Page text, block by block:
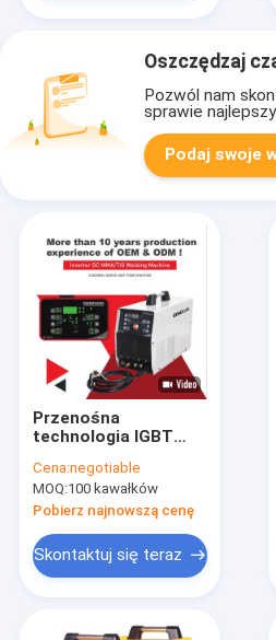
Oszczędzaj
Pozwól nam
sprawie
Podaj swoje
Przenośna
technologia IGBT
Spawacz TIG 200P
Ac/Dc wysokiej
częstotliwości
spawarka TIG może
spawać aluminium
Cena:negotiable
MOQ:100 kawałków
Pobierz najnowszą cenę
Skontaktuj się teraz